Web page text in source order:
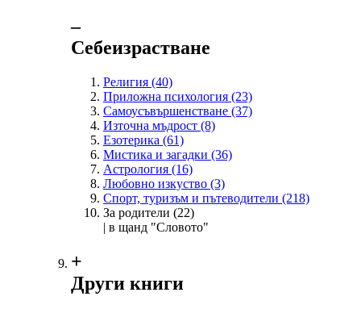
‒
Себеизрастване
Религия (40)
Приложна психология (23)
Самоусъвършенстване (37)
Източна мъдрост (8)
Езотерика (61)
Мистика и загадки (36)
Астрология (16)
Любовно изкуство (3)
Спорт, туризъм и пътеводители (218)
За родители (22)
| в щанд "Словото"
+
Други книги